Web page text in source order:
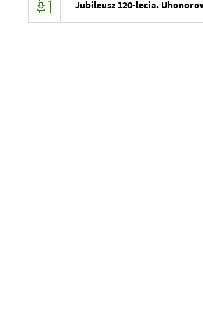
Jubileusz 120-lecia.